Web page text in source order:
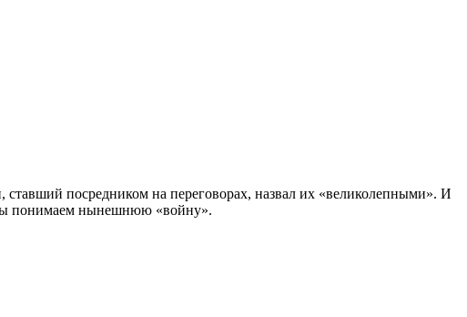
посредником на переговорах, назвал их «великолепными». И
понимаем нынешнюю «войну».